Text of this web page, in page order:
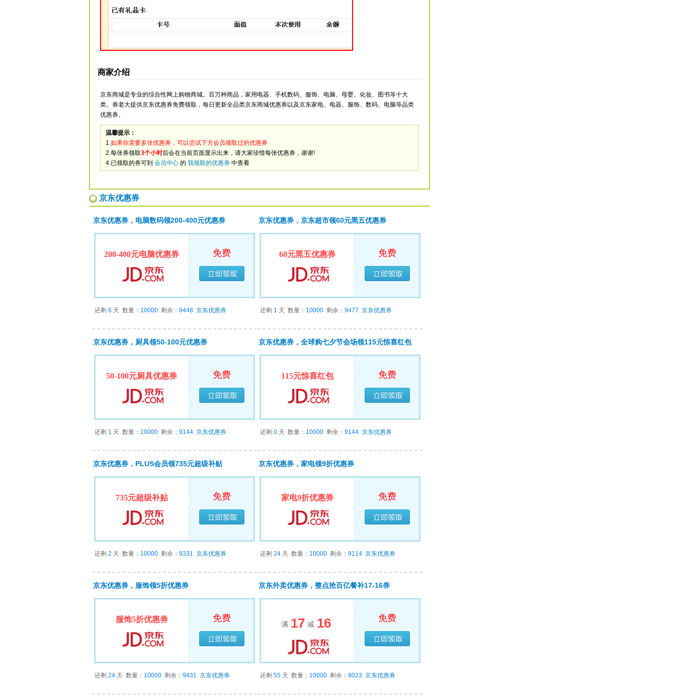
商家介绍
京东商城是专业的综合性网上购物商城。百万种商品，家用电器、手机数码、服饰、电脑、母婴、化妆、图书等十大
类。券老大提供京东优惠券免费领取，每日更新全品类京东商城优惠券以及京东家电、电器、服饰、数码、电脑等品类
优惠券。
温馨提示：
1.如果你需要多张优惠券，可以尝试下方会员领取过的优惠券
2.每张券领取3个小时后会在当前页面显示出来，请大家珍惜每张优惠券，谢谢!
4.已领取的券可到 会员中心 的 我领取的优惠券 中查看
京东优惠券
京东优惠券，电脑数码领200-400元优惠券
200-400元电脑优惠券 免费
已经领完
还剩 6 天 数量： 10000 剩余： 9448 京东优惠券
京东优惠券，京东超市领60元黑五优惠券
60元黑五优惠券 免费
已经领完
还剩 1 天 数量： 10000 剩余： 9477 京东优惠券
京东优惠券，厨具领50-100元优惠券
50-100元厨具优惠券 免费
已经领完
还剩 1 天 数量： 10000 剩余： 9144 京东优惠券
京东优惠券，全球购七夕节会场领115元惊喜红包
115元惊喜红包 免费
已经领完
还剩 0 天 数量： 10000 剩余： 9144 京东优惠券
京东优惠券，PLUS会员领735元超级补贴
735元超级补贴 免费
已经领完
还剩 2 天 数量： 10000 剩余： 9331 京东优惠券
京东优惠券，家电领9折优惠券
家电9折优惠券 免费
已经领完
还剩 24 天 数量： 10000 剩余： 9114 京东优惠券
京东优惠券，服饰领5折优惠券
服饰5折优惠券 免费
已经领完
还剩 24 天 数量： 10000 剩余： 9431 京东优惠券
京东外卖优惠券，整点抢百亿餐补17-16券
满 17 减 16 免费
已经领完
还剩 55 天 数量： 10000 剩余： 9023 京东优惠券